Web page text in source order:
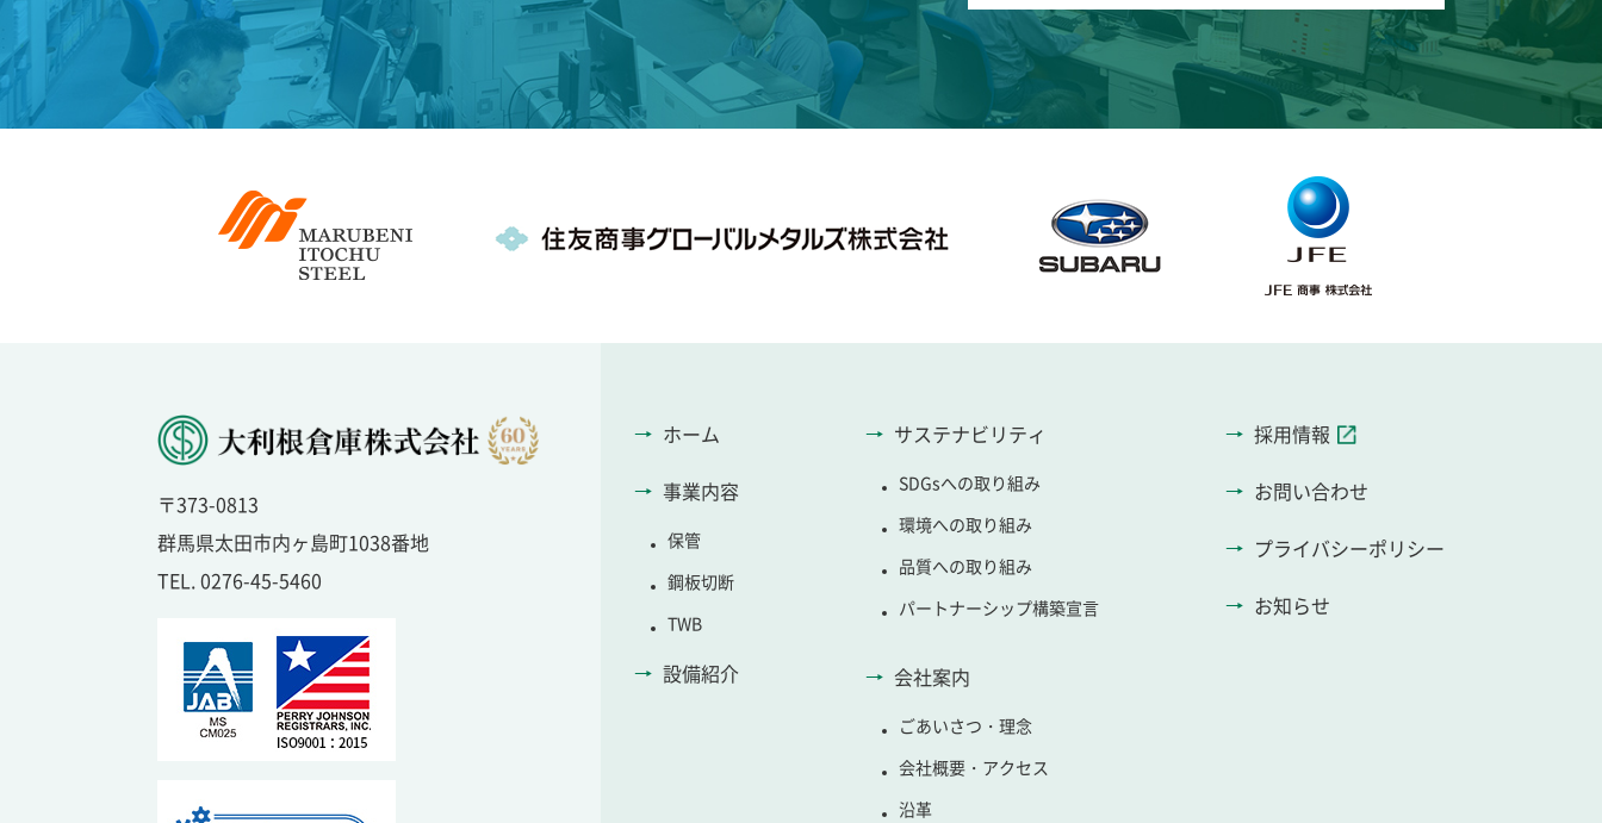
〒373-0813
群馬県太田市内ヶ島町1038番地
TEL. 0276-45-5460
ホーム
事業内容
保管
鋼板切断
TWB
設備紹介
サステナビリティ
SDGsへの取り組み
環境への取り組み
品質への取り組み
パートナーシップ構築宣言
会社案内
ごあいさつ・理念
会社概要・アクセス
沿革
採用情報
お問い合わせ
プライバシーポリシー
お知らせ